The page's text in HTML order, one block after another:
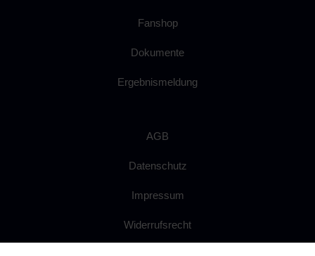
Fanshop
Dokumente
Ergebnismeldung
AGB
Datenschutz
Impressum
Widerrufsrecht